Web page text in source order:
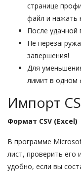
странице
файл и нажать
После удачной
Не
завершения!
Для
лимит в одном
Импорт
Формат CSV (Excel)
В программе
лист, проверить его
удобно, если вы